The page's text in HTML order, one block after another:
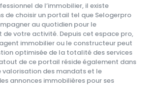
de l’immobilier, il existe
de choisir un portail tel que Selogerpro
au quotidien pour le
votre activité. Depuis cet espace pro,
immobilier ou le constructeur peut
optimisée de la totalité des services
de ce portail réside également dans
valorisation des mandats et le
annonces immobilières pour ses